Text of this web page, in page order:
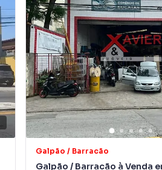
do bairro Jardim São Cristóvão,
sobre Galpão / Barracão
2783-2000.
apartamentos, casas residenciais e
ou locação, além de
São Cristóvão e em outras regiões
o imóvel que mais combina com
com segurança e tranquilidade. Na
em São Paulo mesmo não
Galpão / Barracão
Galpão / Barracão à Venda